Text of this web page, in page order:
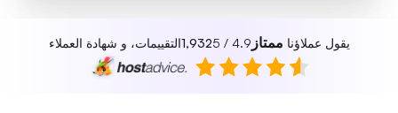
يقول عملاؤنا ممتاز 4.9 / 5
1,932التقييمات، و شهادة العملاء